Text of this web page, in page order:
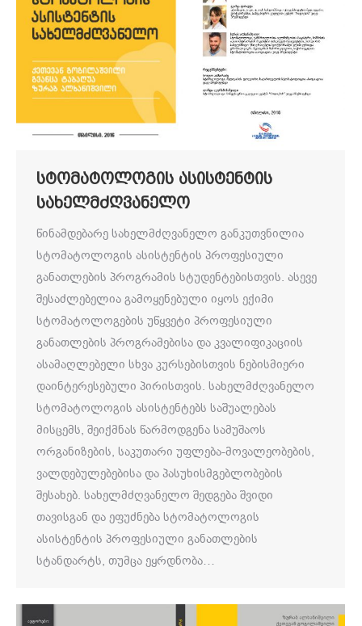
სტომატოლოგის ასისტენტის
სახელმძღვანელო
წინამდებარე სახელმძღვანელო განკუთვნილია
სტომატოლოგის ასისტენტის პროფესიული
განათლების პროგრამის სტუდენტებისთვის. ასევე
შესაძლებელია გამოყენებული იყოს ექიმი
სტომატოლოგების უწყვეტი პროფესიული
განათლების პროგრამებისა და კვალიფიკაციის
ასამაღლებელი სხვა კურსებისთვის ნებისმიერი
დაინტერესებული პირისთვის. სახელმძღვანელო
სტომატოლოგის ასისტენტებს საშუალებას
მისცემს, შეიქმნას წარმოდგენა სამუშაოს
ორგანიზების, საკუთარი უფლება-მოვალეობების,
ვალდებულებებისა და პასუხისმგებლობების
შესახებ. სახელმძღვანელო შედგება შვიდი
თავისგან და ეფუძნება სტომატოლოგის
ასისტენტის პროფესიული განათლების
სტანდარტს, თუმცა ეყრდნობა…